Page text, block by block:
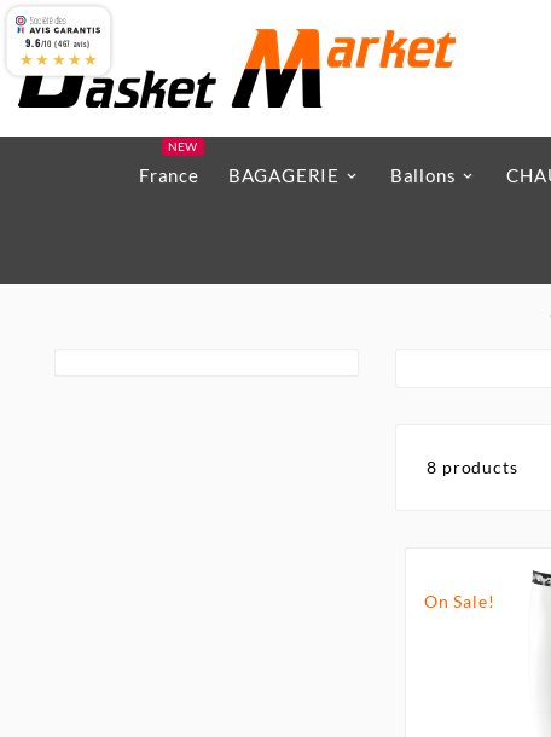
France
NEW
BAGAGERIE Ballons
8 products
On Sale!
9.6/10 (467 avis)
★★★★★